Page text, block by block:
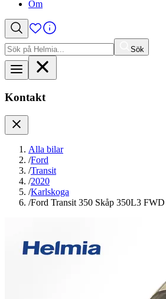
Om
Sök
efter:
Sök
Kontakt
Alla bilar
/Ford
/Transit
/2020
/Karlskoga
/Ford Transit 350 Skåp 350L3